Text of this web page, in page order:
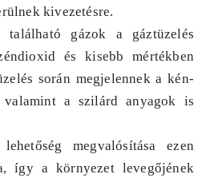
kivezetésre.
gázok a gáztüzelés
és kisebb mértékben
során megjelennek a kén-
valamint a szilárd anyagok is
megvalósítása ezen
így a környezet levegőjének